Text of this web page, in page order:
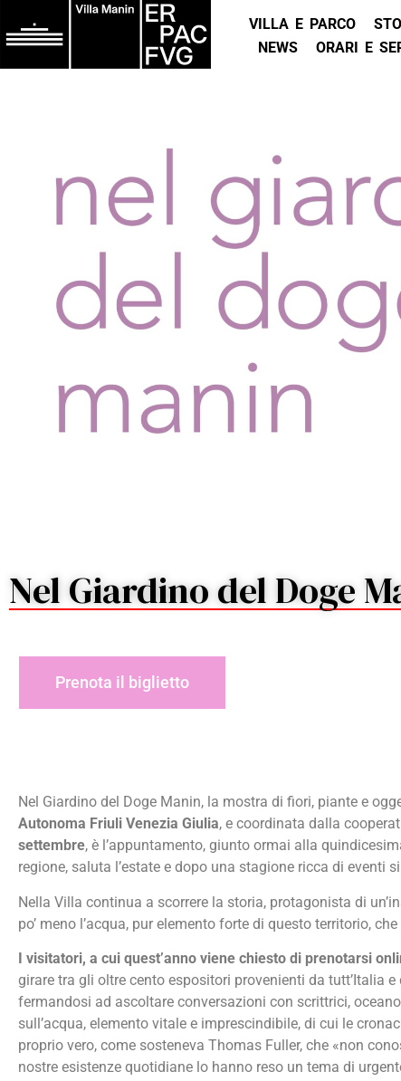
VILLA E PARCO
NEWS
ORARI E
Nel Giardino del Doge
Prenota il biglietto
Nel Giardino del Doge Manin, la mostra di fiori, piante e
Autonoma Friuli Venezia Giulia, e coordinata dalla
settembre, è l’appuntamento, giunto ormai alla
regione, saluta l’estate e dopo una stagione ricca di eventi
Nella Villa continua a scorrere la storia, protagonista di
po’ meno l’acqua, pur elemento forte di questo territorio,
I visitatori, a cui quest’anno viene chiesto di prenotarsi
girare tra gli oltre cento espositori provenienti da tutt’Italia
fermandosi ad ascoltare conversazioni con scrittrici,
sull’acqua, elemento vitale e imprescindibile, di cui le
proprio vero, come sosteneva Thomas Fuller, che «non
nostre esistenze quotidiane lo hanno reso un tema di